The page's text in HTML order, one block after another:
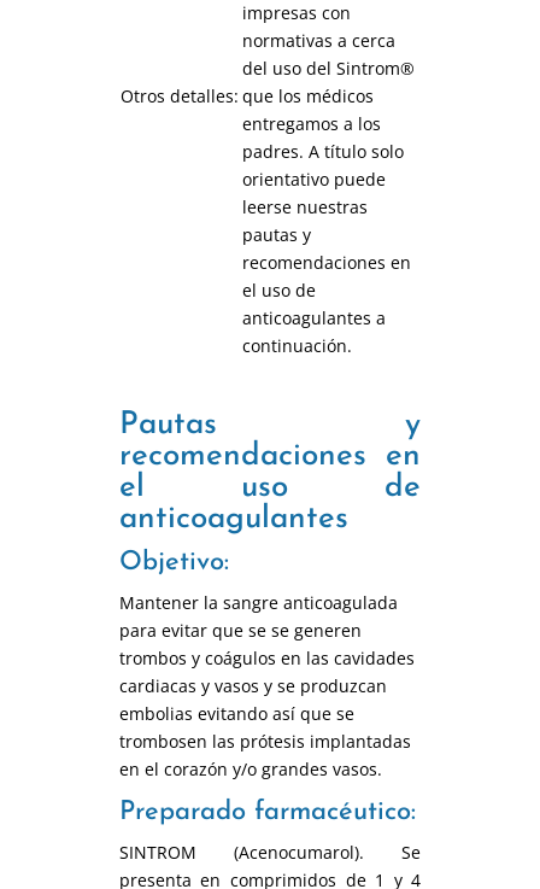
Otros detalles:
impresas con
normativas a cerca
del uso del Sintrom®
que los médicos
entregamos a los
padres. A título solo
orientativo puede
leerse nuestras
pautas y
recomendaciones en
el uso de
anticoagulantes a
continuación.
Pautas y
recomendaciones en
el uso de
anticoagulantes
Objetivo:
Mantener la sangre anticoagulada
para evitar que se se generen
trombos y coágulos en las cavidades
cardiacas y vasos y se produzcan
embolias evitando así que se
trombosen las prótesis implantadas
en el corazón y/o grandes vasos.
Preparado farmacéutico:
SINTROM (Acenocumarol). Se
presenta en comprimidos de 1 y 4